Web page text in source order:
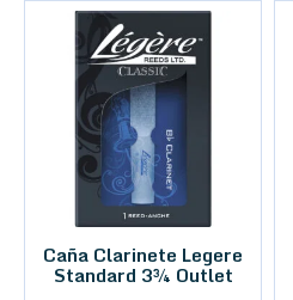
Caña Clarinete Legere
Standard 3¾ Outlet